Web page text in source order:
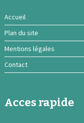
Accueil
Plan du site
Mentions légales
Contact
Acces rapide